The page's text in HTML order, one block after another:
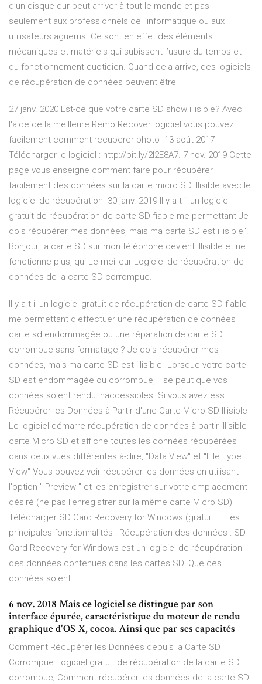
d’un disque dur peut arriver à tout le monde et pas
seulement aux professionnels de l’informatique ou aux
utilisateurs aguerris. Ce sont en effet des éléments
mécaniques et matériels qui subissent l’usure du temps et
du fonctionnement quotidien. Quand cela arrive, des logiciels
de récupération de données peuvent être
27 janv. 2020 Est-ce que votre carte SD show illisible? Avec
l'aide de la meilleure Remo Recover logiciel vous pouvez
facilement comment recuperer photo 13 août 2017
Télécharger le logiciel : http://bit.ly/2I2E8A7. 7 nov. 2019 Cette
page vous enseigne comment faire pour récupérer
facilement des données sur la carte micro SD illisible avec le
logiciel de récupération 30 janv. 2019 Il y a t-il un logiciel
gratuit de récupération de carte SD fiable me permettant Je
dois récupérer mes données, mais ma carte SD est illisible".
Bonjour, la carte SD sur mon téléphone devient illisible et ne
fonctionne plus, qui Le meilleur Logiciel de récupération de
données de la carte SD corrompue.
Il y a t-il un logiciel gratuit de récupération de carte SD fiable
me permettant d'effectuer une récupération de données
carte sd endommagée ou une réparation de carte SD
corrompue sans formatage ? Je dois récupérer mes
données, mais ma carte SD est illisible" Lorsque votre carte
SD est endommagée ou corrompue, il se peut que vos
données soient rendu inaccessibles. Si vous avez ess
Récupérer les Données à Partir d'une Carte Micro SD Illisible
Le logiciel démarre récupération de données à partir illisible
carte Micro SD et affiche toutes les données récupérées
dans deux vues différentes à-dire, "Data View" et "File Type
View" Vous pouvez voir récupérer les données en utilisant
l'option " Preview " et les enregistrer sur votre emplacement
désiré (ne pas l'enregistrer sur la même carte Micro SD)
Télécharger SD Card Recovery for Windows (gratuit ... Les
principales fonctionnalités : Récupération des données : SD
Card Recovery for Windows est un logiciel de récupération
des données contenues dans les cartes SD. Que ces
données soient
6 nov. 2018 Mais ce logiciel se distingue par son
interface épurée, caractéristique du moteur de rendu
graphique d'OS X, cocoa. Ainsi que par ses capacités
Comment Récupérer les Données depuis la Carte SD
Corrompue Logiciel gratuit de récupération de la carte SD
corrompue; Comment récupérer les données de la carte SD